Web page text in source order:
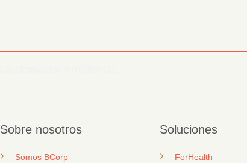
Sobre nosotros
Somos BCorp
Soluciones
ForHealth